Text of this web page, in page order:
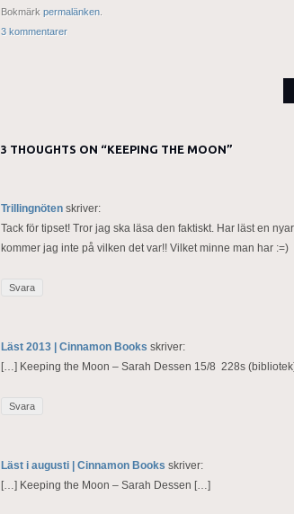
Bokmärk permalänken
3 kommentarer
3 THOUGHTS ON “KEEPING THE MOON”
Trillingnöten skriver:
Tack för tipset! Tror jag ska läsa den faktiskt. Har läst en
kommer jag inte på vilken det var!! Vilket minne man har :=)
Svara
Läst 2013 | Cinnamon Books skriver:
[…] Keeping the Moon – Sarah Dessen 15/8 228s
Svara
Läst i augusti | Cinnamon Books skriver:
[…] Keeping the Moon – Sarah Dessen […]